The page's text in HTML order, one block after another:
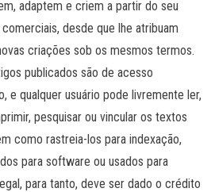
adaptem e criem a partir do seu
desde que lhe atribuam
criações sob os mesmos termos.
publicados são de acesso
e qualquer usuário pode livremente ler,
pesquisar ou vincular os textos
como rastreia-los para indexação,
para software ou usados para
para tanto, deve ser dado o crédito